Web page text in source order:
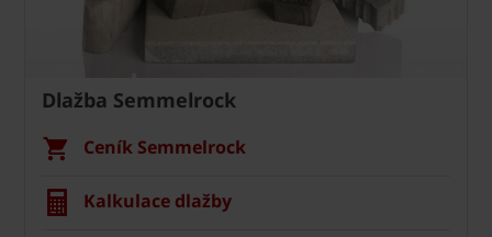
Dlažba Semmelrock
Ceník Semmelrock
Kalkulace dlažby